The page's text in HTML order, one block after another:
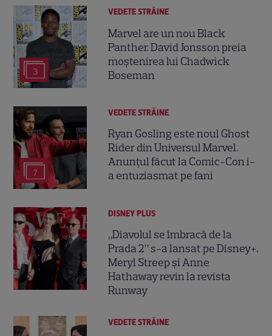
3
VEDETE STRĂINE
Marvel are un nou Black
Panther. David Jonsson preia
moștenirea lui Chadwick
Boseman
7
VEDETE STRĂINE
Ryan Gosling este noul Ghost
Rider din Universul Marvel.
Anunțul făcut la Comic-Con i-
a entuziasmat pe fani
DISNEY PLUS
„Diavolul se îmbracă de la
Prada 2” s-a lansat pe Disney+.
Meryl Streep și Anne
Hathaway revin la revista
Runway
VEDETE STRĂINE